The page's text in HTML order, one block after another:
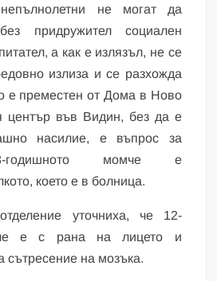
не могат да
придружител социален
а как е излязъл, не се
излиза и се разхожда
е преместен от Дома в Ново
център във Видин, без да е
насилие, е въпрос за
годишното момче е
което е в болница.
уточниха, че 12-
е с рана на лицето и
сътресение на мозъка.